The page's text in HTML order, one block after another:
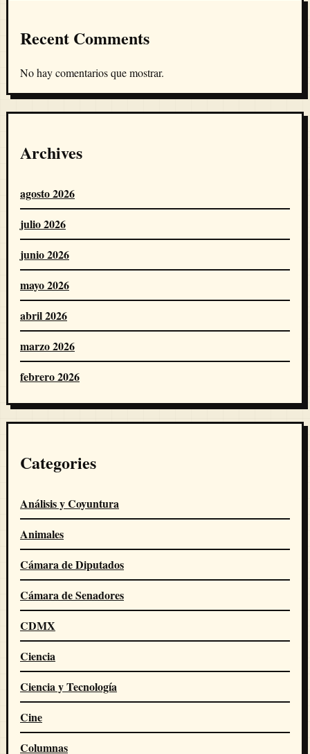
Recent Comments
No hay comentarios que mostrar.
Archives
agosto 2026
julio 2026
junio 2026
mayo 2026
abril 2026
marzo 2026
febrero 2026
Categories
Análisis y Coyuntura
Animales
Cámara de Diputados
Cámara de Senadores
CDMX
Ciencia
Ciencia y Tecnología
Cine
Columnas